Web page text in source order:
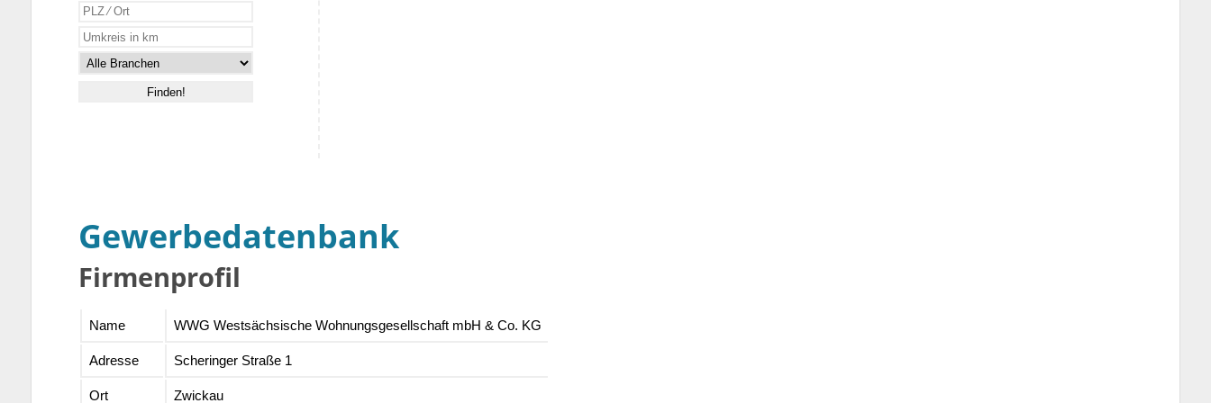
Gewerbedatenbank
Firmenprofil
Name WWG Westsächsische Wohnungsgesellschaft mbH & Co. KG
Adresse Scheringer Straße 1
Ort Zwickau